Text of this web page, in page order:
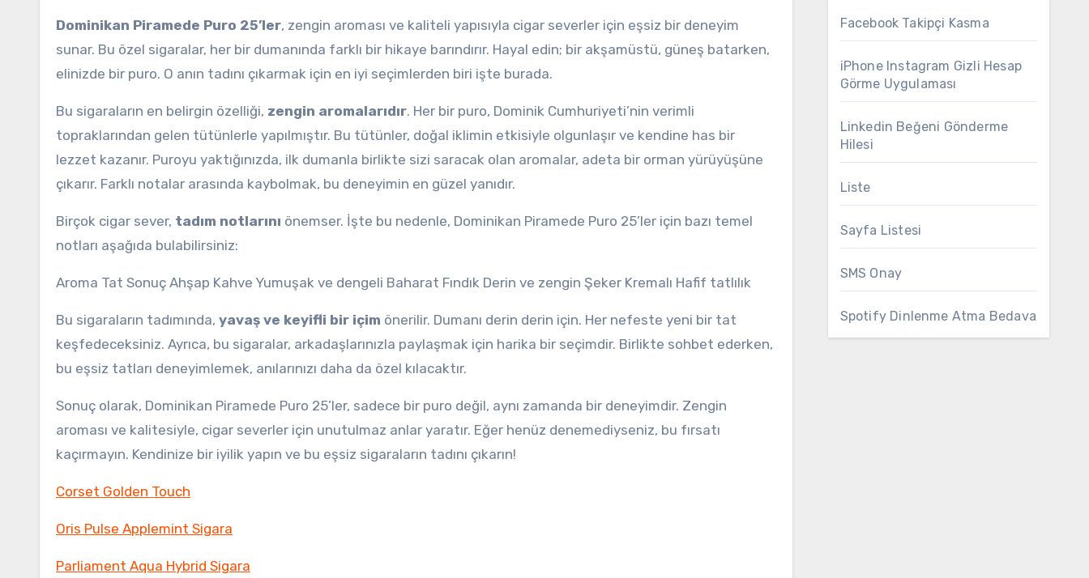
Dominikan Piramede Puro 25’ler, zengin aroması ve kaliteli yapısıyla cigar severler için eşsiz bir deneyim
sunar. Bu özel sigaralar, her bir dumanında farklı bir hikaye barındırır. Hayal edin; bir akşamüstü, güneş batarken,
elinizde bir puro. O anın tadını çıkarmak için en iyi seçimlerden biri işte burada.
Bu sigaraların en belirgin özelliği, zengin aromalarıdır. Her bir puro, Dominik Cumhuriyeti’nin verimli
topraklarından gelen tütünlerle yapılmıştır. Bu tütünler, doğal iklimin etkisiyle olgunlaşır ve kendine has bir
lezzet kazanır. Puroyu yaktığınızda, ilk dumanla birlikte sizi saracak olan aromalar, adeta bir orman yürüyüşüne
çıkarır. Farklı notalar arasında kaybolmak, bu deneyimin en güzel yanıdır.
Birçok cigar sever, tadım notlarını önemser. İşte bu nedenle, Dominikan Piramede Puro 25’ler için bazı temel
notları aşağıda bulabilirsiniz:
Aroma Tat Sonuç Ahşap Kahve Yumuşak ve dengeli Baharat Fındık Derin ve zengin Şeker Kremalı Hafif tatlılık
Bu sigaraların tadımında, yavaş ve keyifli bir içim önerilir. Dumanı derin derin için. Her nefeste yeni bir tat
keşfedeceksiniz. Ayrıca, bu sigaralar, arkadaşlarınızla paylaşmak için harika bir seçimdir. Birlikte sohbet ederken,
bu eşsiz tatları deneyimlemek, anılarınızı daha da özel kılacaktır.
Sonuç olarak, Dominikan Piramede Puro 25’ler, sadece bir puro değil, aynı zamanda bir deneyimdir. Zengin
aroması ve kalitesiyle, cigar severler için unutulmaz anlar yaratır. Eğer henüz denemediyseniz, bu fırsatı
kaçırmayın. Kendinize bir iyilik yapın ve bu eşsiz sigaraların tadını çıkarın!
Corset Golden Touch
Oris Pulse Applemint Sigara
Parliament Aqua Hybrid Sigara
Facebook Takipçi Kasma
iPhone Instagram Gizli Hesap
Görme Uygulaması
Linkedin Beğeni Gönderme
Hilesi
Liste
Sayfa Listesi
SMS Onay
Spotify Dinlenme Atma Bedava